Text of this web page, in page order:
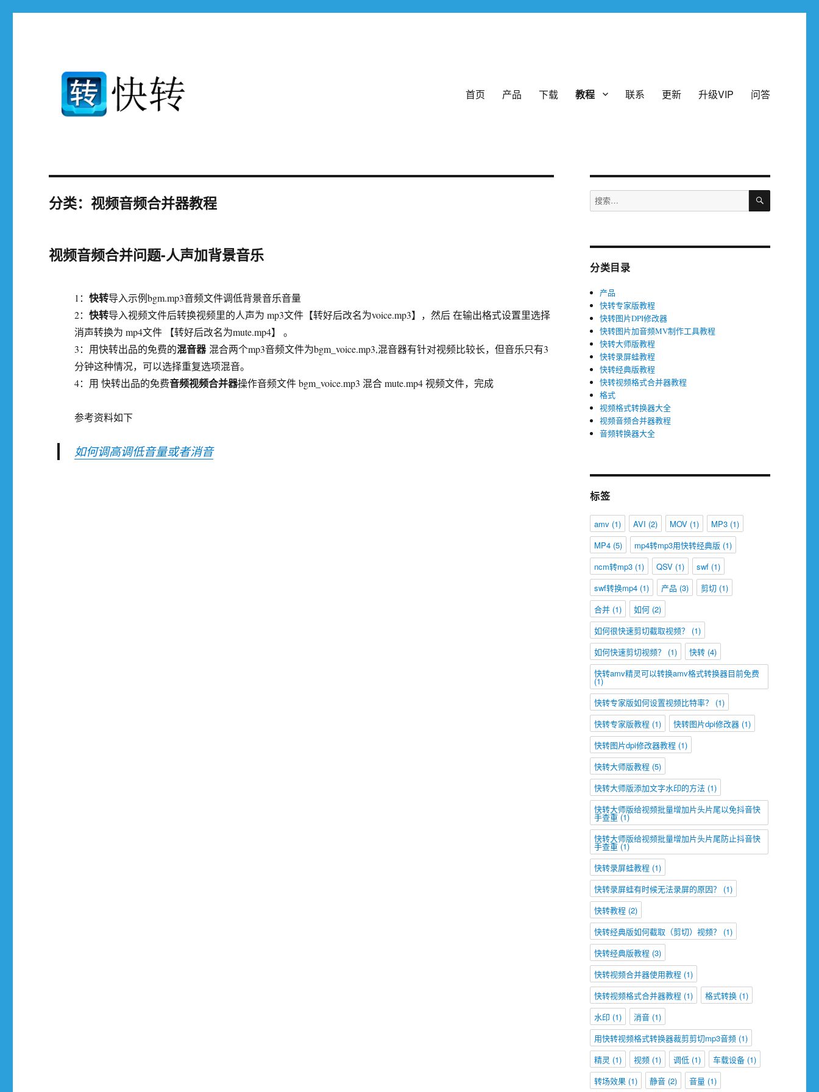
首页 产品 下载 教程 联系 更新 升级VIP 问答
分类：视频音频合并器教程
视频音频合并问题-人声加背景音乐
1： 快转导入示例bgm.mp3音频文件调低背景音乐音量
2： 快转导入视频文件后转换视频里的人声为 mp3文件【转好后改名为voice.mp3】，然后 在输出格式设置里选择
消声转换为 mp4文件 【转好后改名为mute.mp4】 。
3：用快转出品的免费的混音器混合两个mp3音频文件为bgm_voice.mp3,混音器有针对视频比较长，但音乐只有3
分钟这种情况，可以选择重复选项混音。
4：用 快转出品的免费音频视频合并器操作音频文件 bgm_voice.mp3 混合 mute.mp4 视频文件，完成
参考资料如下
如何调高调低音量或者消音
搜
索：
搜
分类目录
产品
快转专家版教程
快转图片DPI修改器
快转图片加音频MV制作工具教程
快转大师版教程
快转录屏蛙教程
快转经典版教程
快转视频格式合并器教程
格式
视频格式转换器大全
视频音频合并器教程
音频转换器大全
标签
amv(1) AVI (2) MOV(1) MP3(1)
MP4(5) mp4转mp3用快转经典版 (1)
ncm转mp3(1) QSV(1) swf(1)
swf转换mp4(1) 产品 (3) 剪切(1)
合并(1) 如何(2)
如何很快速剪切截取视频？
(1)
如何快速剪切视频？
(1) 快转(4)
快转amv精灵可以转换amv格式转换器目前免费
(1)
快转专家版如何设置视频比特率？
(1)
快转专家版教程(1) 快转图片dpi修改器(1)
快转图片dpi修改器教程(1)
快转大师版教程(5)
快转大师版添加文字水印的方法(1)
快转大师版给视频批量增加片头片尾以免抖音快
手查重(1)
快转大师版给视频批量增加片头片尾防止抖音快
手查重(1)
快转录屏蛙教程(1)
快转录屏蛙有时候无法录屏的原因？
(1)
快转教程(2)
快转经典版如何截取（剪切）视频？
(1)
快转经典版教程(3)
快转视频合并器使用教程(1)
快转视频格式合并器教程(1) 格式转换(1)
水印 (1) 消音(1)
用快转视频格式转换器裁剪剪切mp3音频(1)
精灵 (1) 视频(1) 调低(1) 车载设备(1)
转场效果(1) 静音(2) 音量(1)